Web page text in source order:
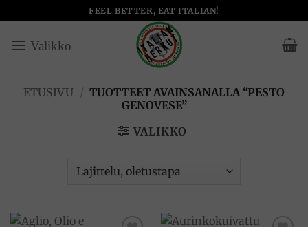
to
content
FEEL BETTER, EAT ITALIAN!
ETUSIVU / TUOTTEET AVAINSANALLA “PESTO
GENOVESE”
VALIKKO